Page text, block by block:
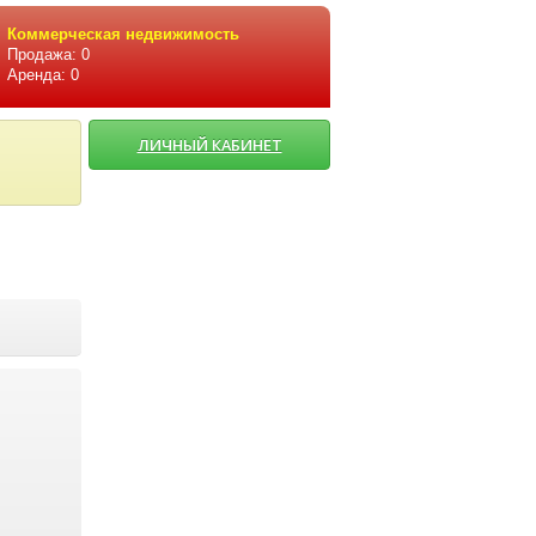
Коммерческая недвижимость
Продажа: 0
Аренда: 0
ЛИЧНЫЙ КАБИНЕТ